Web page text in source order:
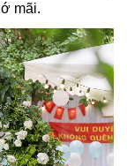
mãi.